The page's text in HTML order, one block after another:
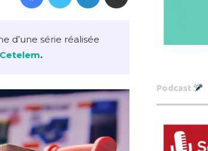
d’une série réalisée
.
Podcast